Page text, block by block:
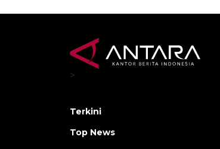
>
Terkini
Top News